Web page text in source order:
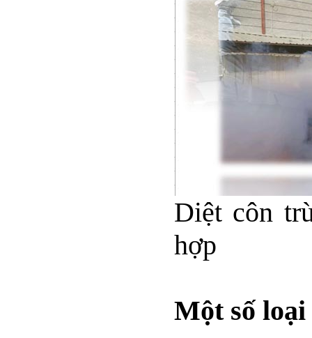
Diệt côn
hợp
Một số